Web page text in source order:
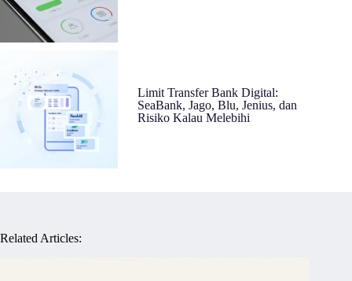
Limit Transfer Bank Digital:
SeaBank, Jago, Blu, Jenius, dan
Risiko Kalau Melebihi
Related Articles: